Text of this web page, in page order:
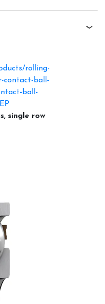
rolling-
contact-ball-
ball-
single row